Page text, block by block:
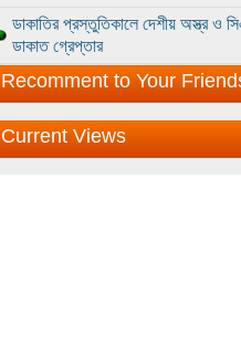
ডাকাতির প্রস্তুতিকালে দেশীয় অস্ত্র ও
ডাকাত গ্রেপ্তার
Recomment to Your
Current Views